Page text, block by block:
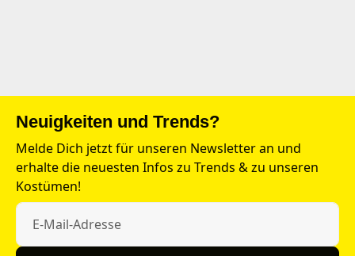
Neuigkeiten und Trends?
Melde Dich jetzt für unseren Newsletter an und
erhalte die neuesten Infos zu Trends & zu unseren
Kostümen!